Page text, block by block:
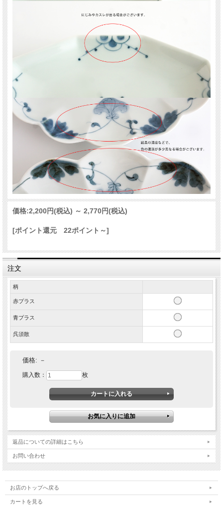
価格:2,200円(税込) ～ 2,770円(税込)
[ポイント還元 22ポイント～]
注文
柄
赤プラス
青プラス
呉須散
価格: －
購入数： 枚
返品についての詳細はこちら
お問い合わせ
お店のトップへ戻る
カートを見る